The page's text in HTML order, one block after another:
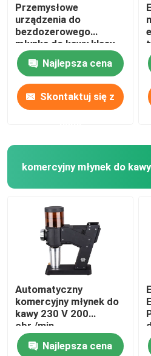
Przemysłowe
urządzenia do
bezdozerowego
młynka do kawy klasy
premium
Najlepsza cena
Skontaktuj się z
komercyjny młynek do kawy
Automatyczny
komercyjny młynek do
kawy 230 V 200
obr./min
Najlepsza cena